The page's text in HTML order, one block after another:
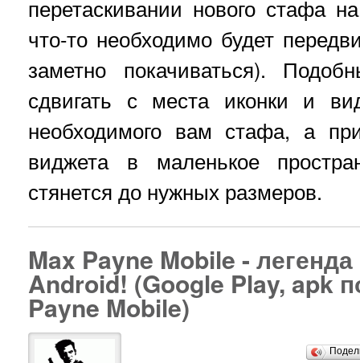
перетаскивании нового стафа
что-то необходимо будет
заметно покачиваться).
сдвигать с места иконки и
необходимого вам стафа, а
виджета в маленькое
стянется до нужных размеров.
Max Payne Mobile -
Android! (Google Play, apk
Payne Mobile)